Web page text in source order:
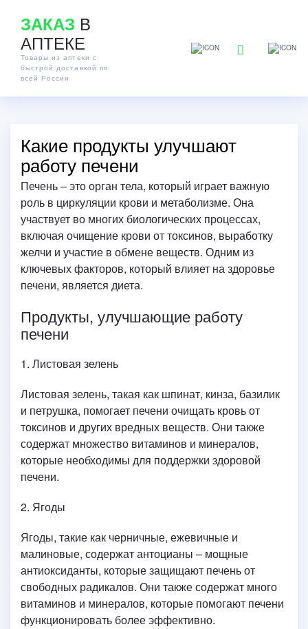
ЗАКАЗ В
АПТЕКЕ
Товары из аптеки с
быстрой доставкой по
всей России
Какие продукты улучшают
работу печени
Печень – это орган тела, который играет важную
роль в циркуляции крови и метаболизме. Она
участвует во многих биологических процессах,
включая очищение крови от токсинов, выработку
желчи и участие в обмене веществ. Одним из
ключевых факторов, который влияет на здоровье
печени, является диета.
Продукты, улучшающие работу
печени
1. Листовая зелень
Листовая зелень, такая как шпинат, кинза, базилик
и петрушка, помогает печени очищать кровь от
токсинов и других вредных веществ. Они также
содержат множество витаминов и минералов,
которые необходимы для поддержки здоровой
печени.
2. Ягоды
Ягоды, такие как черничные, ежевичные и
малиновые, содержат антоцианы – мощные
антиоксиданты, которые защищают печень от
свободных радикалов. Они также содержат много
витаминов и минералов, которые помогают печени
функционировать более эффективно.